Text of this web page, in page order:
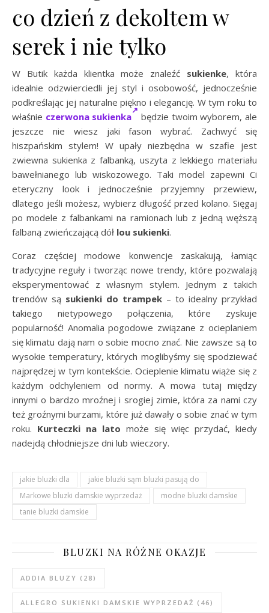
co dzień z dekoltem w
serek i nie tylko
W Butik każda klientka może znaleźć sukienke, która
idealnie odzwierciedli jej styl i osobowość, jednocześnie
podkreślając jej naturalne piękno i elegancję. W tym roku to
właśnie czerwona sukienka
będzie twoim wyborem, ale
jeszcze nie wiesz jaki fason wybrać. Zachwyć się
hiszpańskim stylem! W upały niezbędna w szafie jest
zwiewna sukienka z falbanką, uszyta z lekkiego materiału
bawełnianego lub wiskozowego. Taki model zapewni Ci
eteryczny look i jednocześnie przyjemny przewiew,
dlatego jeśli możesz, wybierz długość przed kolano. Sięgaj
po modele z falbankami na ramionach lub z jedną węższą
falbaną zwieńczającą dół lou sukienki.
Coraz częściej modowe konwencje zaskakują, łamiąc
tradycyjne reguły i tworząc nowe trendy, które pozwalają
eksperymentować z własnym stylem. Jednym z takich
trendów są sukienki do trampek – to idealny przykład
takiego nietypowego połączenia, które zyskuje
popularność! Anomalia pogodowe związane z ocieplaniem
się klimatu dają nam o sobie mocno znać. Nie zawsze są to
wysokie temperatury, których moglibyśmy się spodziewać
najprędzej w tym kontekście. Ocieplenie klimatu wiąże się z
każdym odchyleniem od normy. A mowa tutaj między
innymi o bardzo mroźnej i srogiej zimie, która za nami czy
też groźnymi burzami, które już dawały o sobie znać w tym
roku. Kurteczki na lato może się więc przydać, kiedy
nadejdą chłodniejsze dni lub wieczory.
jakie bluzki dla
jakie bluzki sąm bluzki pasują do
Markowe bluzki damskie wyprzedaż
modne bluzki damskie
tanie bluzki damskie
BLUZKI NA RÓŻNE OKAZJE
ADDIA BLUZY (28)
ALLEGRO SUKIENKI DAMSKIE WYPRZEDAŻ (46)